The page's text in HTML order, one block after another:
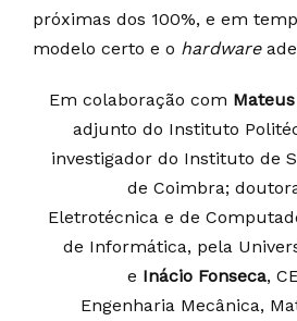
próximas dos 100%, e em
modelo certo e o hardware
Em colaboração com
adjunto do Instituto
investigador do Instituto de
de Coimbra;
Eletrotécnica e de
de Informática, pela
e Inácio Fonseca,
Engenharia Mecânica,